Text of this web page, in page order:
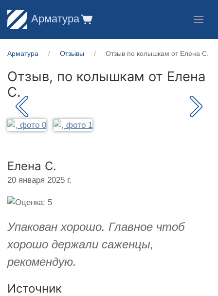
Арматура
Арматура Отзывы Отзыв по колышкам от Елена С.
Отзыв, по колышкам от Елена
С.
Елена С.
20 января 2025 г.
Упакован хорошо. Главное чтоб
хорошо держали саженцы,
рекомендую.
Источник